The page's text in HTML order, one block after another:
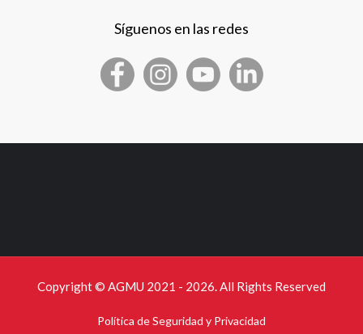
Síguenos en las redes
Copyright © AGMU 2021 - 2026. All Rights Reserved
Política de Seguridad y Privacidad